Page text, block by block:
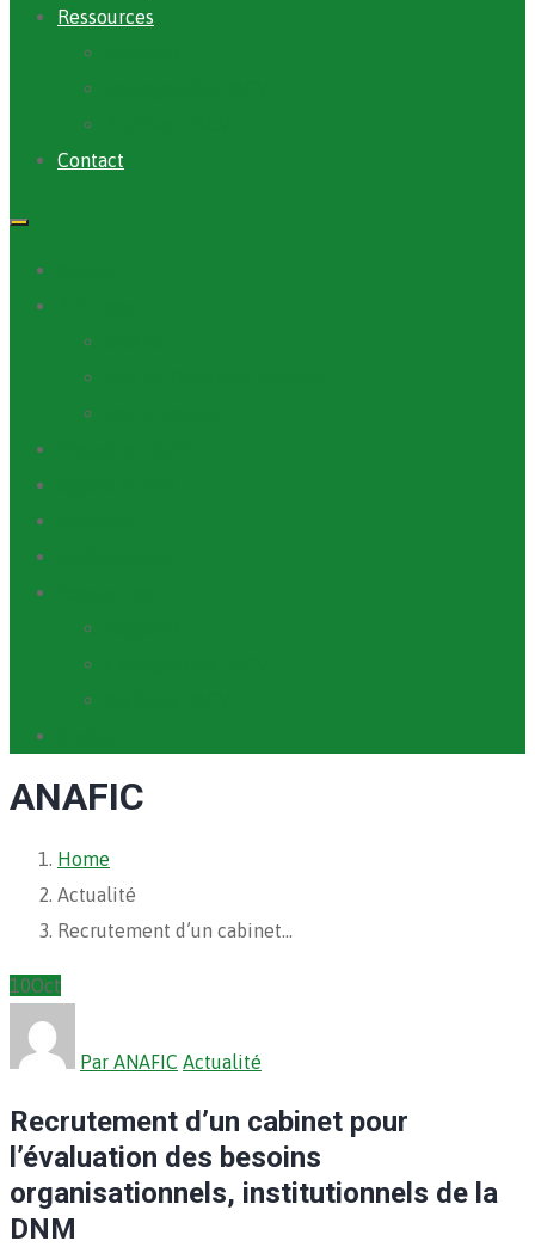
Ressources
Contact
ANAFIC
Home
Actualité
Recrutement d’un cabinet…
10Oct
Par ANAFIC Actualité
Recrutement d’un cabinet pour
l’évaluation des besoins
organisationnels, institutionnels de la
DNM